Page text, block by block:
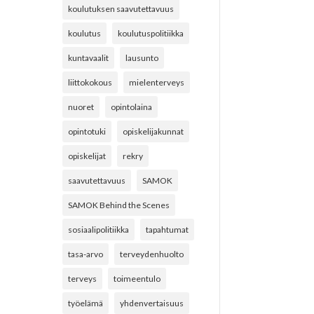
koulutuksen saavutettavuus
koulutus koulutuspolitiikka
kuntavaalit lausunto
liittokokous mielenterveys
nuoret opintolaina
opintotuki opiskelijakunnat
opiskelijat rekry
saavutettavuus SAMOK
SAMOK Behind the Scenes
sosiaalipolitiikka tapahtumat
tasa-arvo terveydenhuolto
terveys toimeentulo
työelämä yhdenvertaisuus